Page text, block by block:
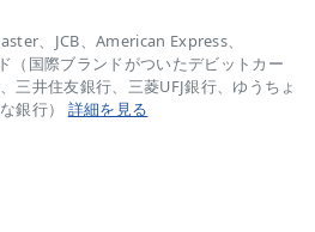
、JCB、American Express、
（国際ブランドがついたデビットカー
三井住友銀行、三菱UFJ銀行、ゆうちょ
銀行） 詳細を見る